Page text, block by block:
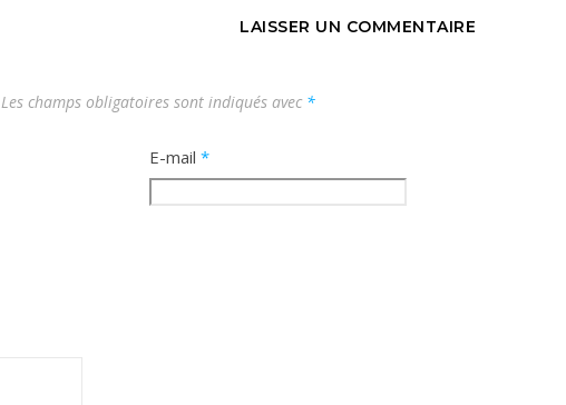
LAISSER UN COMMENTAIRE
Les champs obligatoires sont indiqués avec *
E-mail *